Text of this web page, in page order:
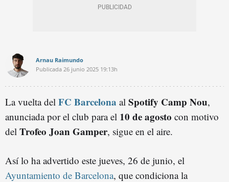
Arnau Raimundo
Publicada 26 junio 2025 19:13h
La vuelta del FC Barcelona al Spotify Camp Nou,
anunciada por el club para el 10 de agosto con motivo
del Trofeo Joan Gamper, sigue en el aire.
Así lo ha advertido este jueves, 26 de junio, el
Ayuntamiento de Barcelona, que condiciona la